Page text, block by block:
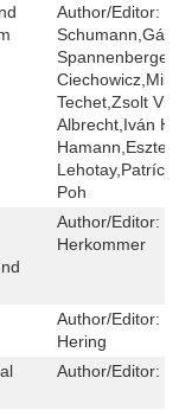
Author/Editor:
Techet,Zsolt
Albrecht,Iván
Hamann,Eszter
Poh
Author/Editor:
Herkommer
Author/Editor:
Hering
Author/Editor: